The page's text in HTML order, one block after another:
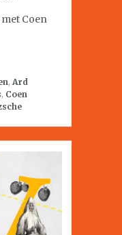
Coen
, Ard
, Coen